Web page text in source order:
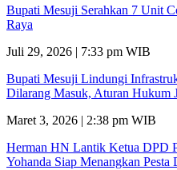
Bupati Mesuji Serahkan 7 Unit
Raya
Juli 29, 2026 | 7:33 pm WIB
Bupati Mesuji Lindungi
Dilarang Masuk, Aturan Hukum
Maret 3, 2026 | 2:38 pm WIB
Herman HN Lantik Ketua DPD
Yohanda Siap Menangkan Pesta